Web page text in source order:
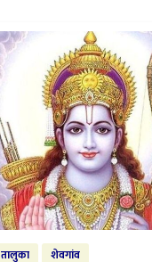
तालुका शेवगांव